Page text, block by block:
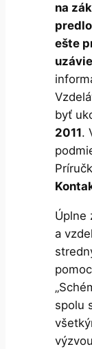
na
ešte
byť
2011.
Úplne
a
spolu